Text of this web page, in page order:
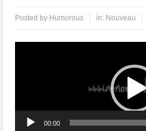
Posted by Humorous in: Nouveau
00:00